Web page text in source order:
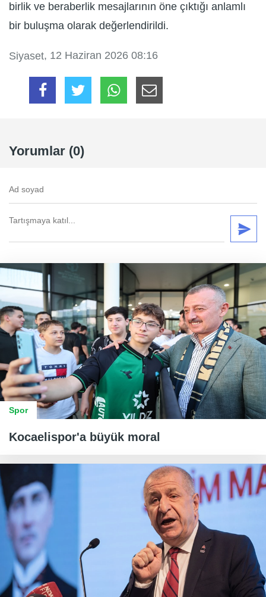
birlik ve beraberlik mesajlarının öne çıktığı anlamlı
bir buluşma olarak değerlendirildi.
Siyaset, 12 Haziran 2026 08:16
Yorumlar (0)
Spor
Kocaelispor'a büyük moral